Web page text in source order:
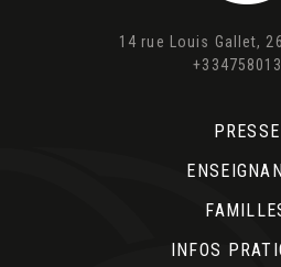
14 rue Louis Gallet,
PRESSE
INFOS